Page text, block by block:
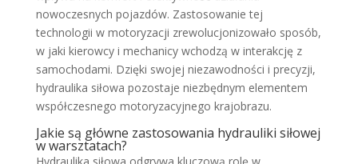
nowoczesnych pojazdów. Zastosowanie tej
technologii w motoryzacji zrewolucjonizowało sposób,
w jaki kierowcy i mechanicy wchodzą w interakcję z
samochodami. Dzięki swojej niezawodności i precyzji,
hydraulika siłowa pozostaje niezbędnym elementem
współczesnego motoryzacyjnego krajobrazu.
Jakie są główne zastosowania hydrauliki siłowej
w warsztatach?
Hydraulika siłowa odgrywa kluczową rolę w